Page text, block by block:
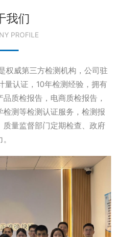
我们
PROFILE
权威第三方检测机构，公司驻
量认证，10年检测经验，拥有
质检报告，电商质检报告，
测等检测认证服务，检测报
量监督部门定期检查、政府